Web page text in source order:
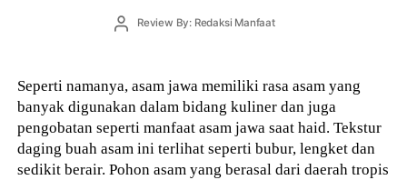
PostReview By: Redaksi Manfaat
Seperti namanya, asam jawa memiliki rasa asam yang
banyak digunakan dalam bidang kuliner dan juga
pengobatan seperti manfaat asam jawa saat haid. Tekstur
daging buah asam ini terlihat seperti bubur, lengket dan
sedikit berair. Pohon asam yang berasal dari daerah tropis